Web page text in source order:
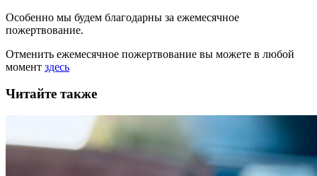
Особенно мы будем благодарны за ежемесячное
пожертвование.
Отменить ежемесячное пожертвование вы можете в любой
момент здесь
Читайте также